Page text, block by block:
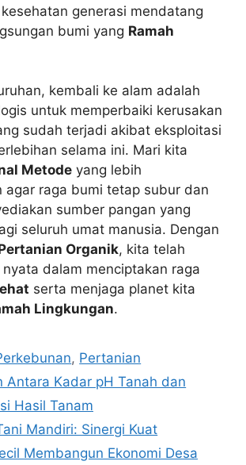
generasi mendatang
bumi yang Ramah
kembali ke alam adalah
untuk memperbaiki kerusakan
sudah terjadi akibat eksploitasi
selama ini. Mari kita
Metode yang lebih
agar raga bumi tetap subur dan
sumber pangan yang
seluruh umat manusia. Dengan
Organik, kita telah
dalam menciptakan raga
serta menjaga planet kita
Lingkungan.
, Pertanian
Antara Kadar pH Tanah dan
Hasil Tanam
Mandiri: Sinergi Kuat
Membangun Ekonomi Desa